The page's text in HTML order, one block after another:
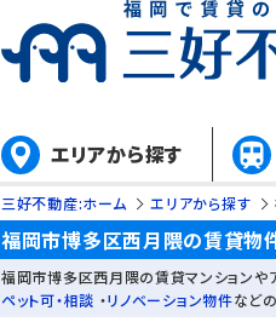
エリアから探す
三好不動産:ホーム エリアから探す
福岡市博多区西月隈の賃貸物件
福岡市博多区西月隈の賃貸マンションや
ペット可・相談 ・リノベーション物件など